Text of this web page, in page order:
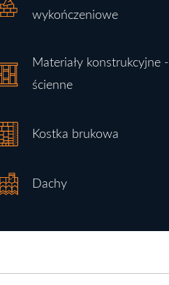
wykończeniowe
Materiały konstrukcyjne -
ścienne
Kostka brukowa
Dachy